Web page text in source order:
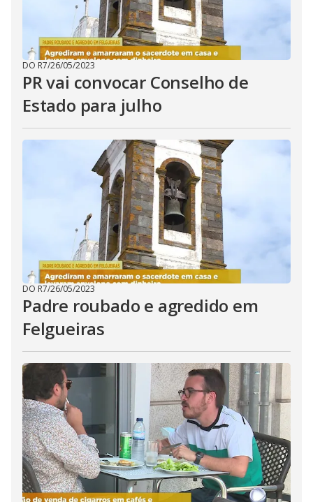
DO R7/26/05/2023
PR vai convocar Conselho de
Estado para julho
DO R7/26/05/2023
Padre roubado e agredido em
Felgueiras